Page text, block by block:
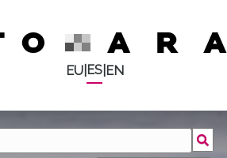
EU| ES| EN